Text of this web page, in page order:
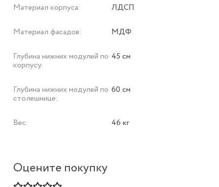
Оцените покупку
Материал корпуса: ЛДСП
Материал фасадов: МДФ
Глубина нижних модулей по
корпусу:
45 см
Глубина нижних модулей по
столешнице:
60 см
Вес: 46 кг